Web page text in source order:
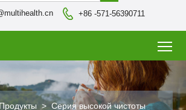
 +86 -571-56390711
Продукты > Серия высокой чистоты